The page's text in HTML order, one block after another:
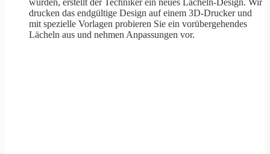
drucken das endgültige Design auf einem 3D-Drucker und
mit spezielle Vorlagen probieren Sie ein vorübergehendes
Lächeln aus und nehmen Anpassungen vor.